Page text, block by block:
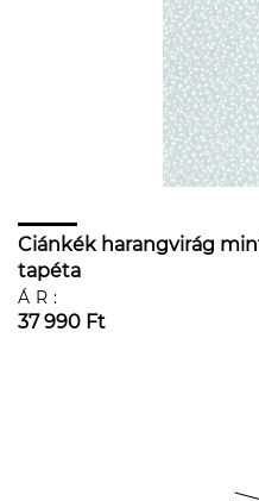
Ciánkék harangvirág
tapéta
ÁR:
37 990 Ft